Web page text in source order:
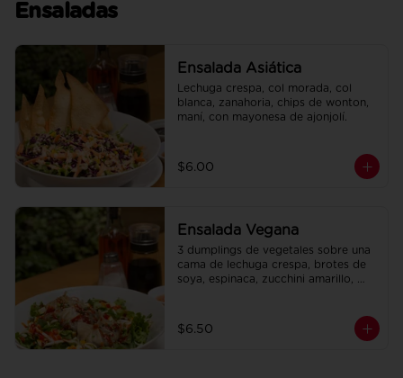
Ensaladas
Ensalada Asiática
Lechuga crespa, col morada, col
blanca, zanahoria, chips de wonton,
maní, con mayonesa de ajonjolí.
$6.00
Ensalada Vegana
3 dumplings de vegetales sobre una
cama de lechuga crespa, brotes de
soya, espinaca, zucchini amarillo,
$6.50